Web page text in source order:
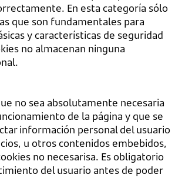
En esta categoría sólo
que son fundamentales para
y características de seguridad
no almacenan ninguna
no sea absolutamente necesaria
de la página y que se
información personal del usuario
u otros contenidos embebidos,
no necesarisa. Es obligatorio
del usuario antes de poder